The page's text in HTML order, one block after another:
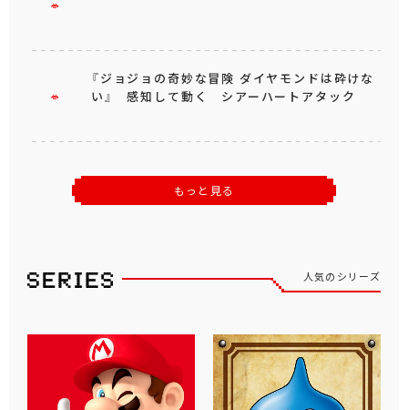
『ジョジョの奇妙な冒険 ダイヤモンドは砕けな
い』 感知して動く シアーハートアタック
もっと見る
人気のシリーズ